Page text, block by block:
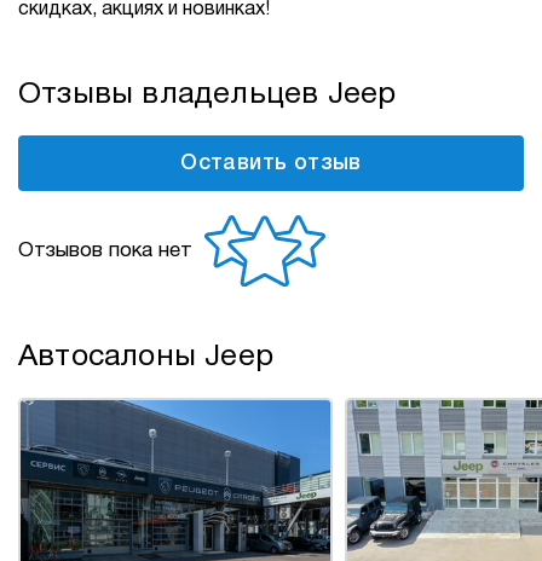
скидках, акциях и новинках!
Отзывы владельцев Jeep
Оставить отзыв
Отзывов пока нет
Автосалоны Jeep